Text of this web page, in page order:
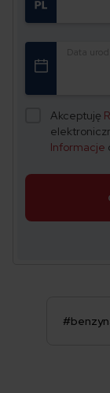
Data
Akceptuję
Informacje